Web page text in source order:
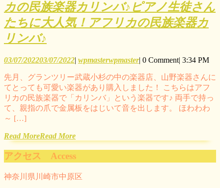
カの民族楽器カリンバ♪ ピアノ生徒さん
たちに大人気！アフリカの民族楽器カ
リンバ♪
03/07/202203/07/2022| wpmasterwpmaster| 0 Comment| 3:34 PM
先月、グランツリー武蔵小杉の中の楽器店、山野楽器さんに
てとっても可愛い楽器があり購入しました！ こちらはアフ
リカの民族楽器で「カリンバ」という楽器です♪ 両手で持っ
て、親指の爪で金属板をはじいて音を出します。 ほわわわ
～ […]
Read MoreRead More
アクセス Access
神奈川県川崎市中原区